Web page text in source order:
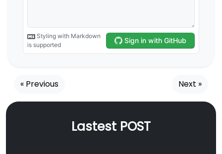
« Previous Next »
Lastest POST